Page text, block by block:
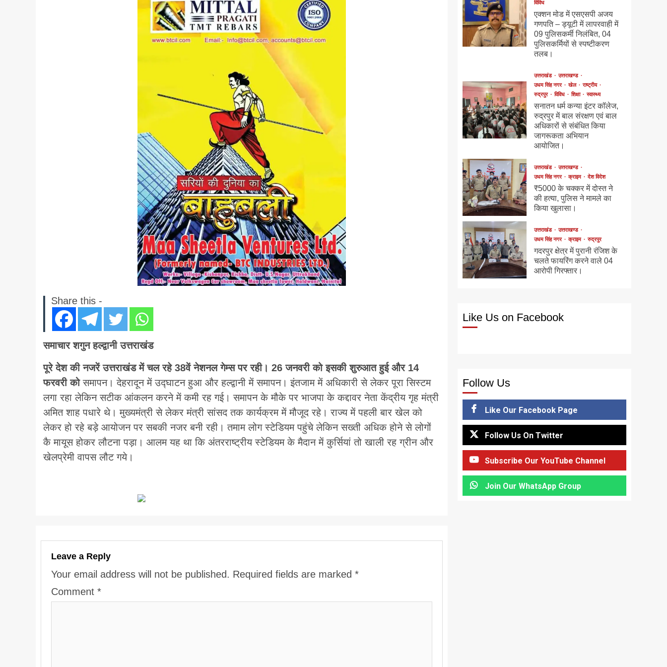
Share this -
समाचार शगुन हल्द्वानी उत्तराखंड
पूरे देश की नजरें उत्तराखंड में चल रहे 38वें नेशनल गेम्स पर रही। 26 जनवरी को इसकी शुरुआत हुई और 14
फरवरी कोसमापन। देहरादून में उद्घाटन हुआ और हल्द्वानी में समापन। इंतजाम में अधिकारी से लेकर पूरा सिस्टम
लगा रहा लेकिन सटीक आंकलन करने में कमी रह गई। समापन के मौके पर भाजपा के कद्दावर नेता केंद्रीय गृह मंत्री
अमित शाह पधारे थे। मुख्यमंत्री से लेकर मंत्री सांसद तक कार्यक्रम में मौजूद रहे। राज्य में पहली बार खेल को
लेकर हो रहे बड़े आयोजन पर सबकी नजर बनी रही। तमाम लोग स्टेडियम पहुंचे लेकिन सख्ती अधिक होने से लोगों
कै मायूस होकर लौटना पड़ा। आलम यह था कि अंतरराष्ट्रीय स्टेडियम के मैदान में कुर्सियां तो खाली रह ग्रीन और
खेलप्रेमी वापस लौट गये।
Leave a Reply
Your email address will not be published. Required fields are marked *
Comment *
विविध
एक्शन मोड में एसएसपी अजय
गणपति – ड्यूटी में लापरवाही में
09 पुलिसकर्मी निलंबित, 04
पुलिसकर्मियों से स्पष्टीकरण
तलब।
उत्तराखंड
उत्तराखण्ड
उधम सिंह नगर
खेल
राष्ट्रीय
रुद्रपुर
विविध शिक्षा स्वास्थ्य
सनातन धर्म कन्या इंटर कॉलेज,
रुद्रपुर में बाल संरक्षण एवं बाल
अधिकारों से संबंधित किया
जागरूकता अभियान
आयोजित।
उत्तराखंड
उत्तराखण्ड
उधम सिंह नगर
क्राइम देश विदेश
₹5000 के चक्कर में दोस्त ने
की हत्या, पुलिस ने मामले का
किया खुलासा।
उत्तराखंड
उत्तराखण्ड
उधम सिंह नगर
क्राइम रुद्रपुर
गदरपुर क्षेत्र में पुरानी रंजिश के
चलते फायरिंग करने वाले 04
आरोपी गिरफ्तार।
Like Us on Facebook
Follow Us
Like Our Facebook Page
Follow Us On Twitter
Subscribe Our YouTube Channel
Join Our WhatsApp Group